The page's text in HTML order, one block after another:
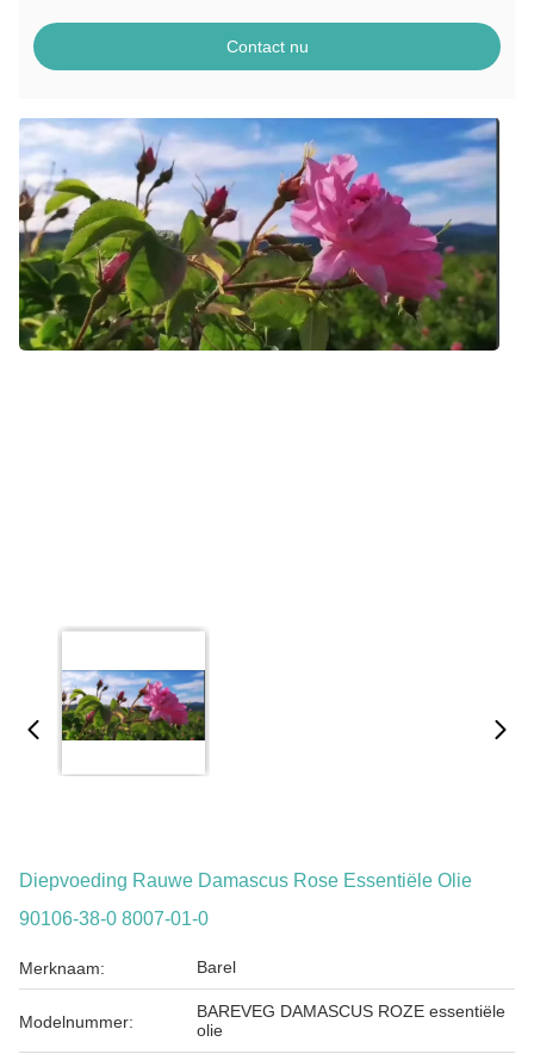
Contact nu
Diepvoeding Rauwe Damascus Rose Essentiële Olie
90106-38-0 8007-01-0
Merknaam: Barel
Modelnummer:
BAREVEG DAMASCUS ROZE essentiële
olie